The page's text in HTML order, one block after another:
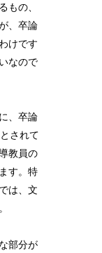
もの、
、卒論
けです
なので
、卒論
されて
教員の
す。特
は、文
部分が